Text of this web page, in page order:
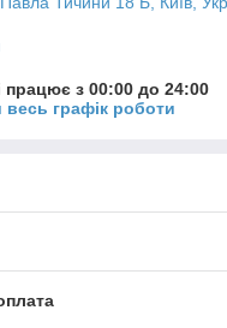
працює з 00:00 до 24:00
весь графік роботи